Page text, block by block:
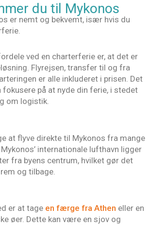
du til Mykonos
er nemt og bekvemt, især hvis du
ved en charterferie er, at det er
Flyrejsen, transfer til og fra
er alle inkluderet i prisen. Det
fokusere på at nyde din ferie, i stedet
om logistik.
at flyve direkte til Mykonos fra mange
internationale lufthavn ligger
fra byens centrum, hvilket gør det
og tilbage.
er at tage en færge fra Athen eller en
øer. Dette kan være en sjov og